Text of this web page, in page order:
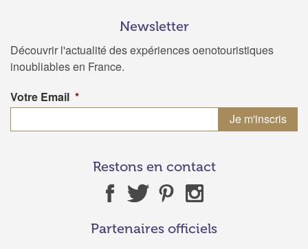
Newsletter
Découvrir l'actualité des expériences oenotouristiques
inoubliables en France.
Votre Email *
Restons en contact
Partenaires officiels